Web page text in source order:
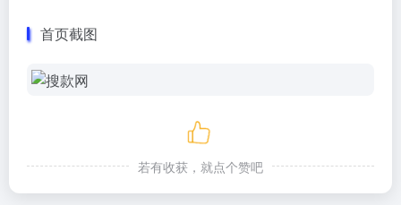
首页截图
若有收获，就点个赞吧